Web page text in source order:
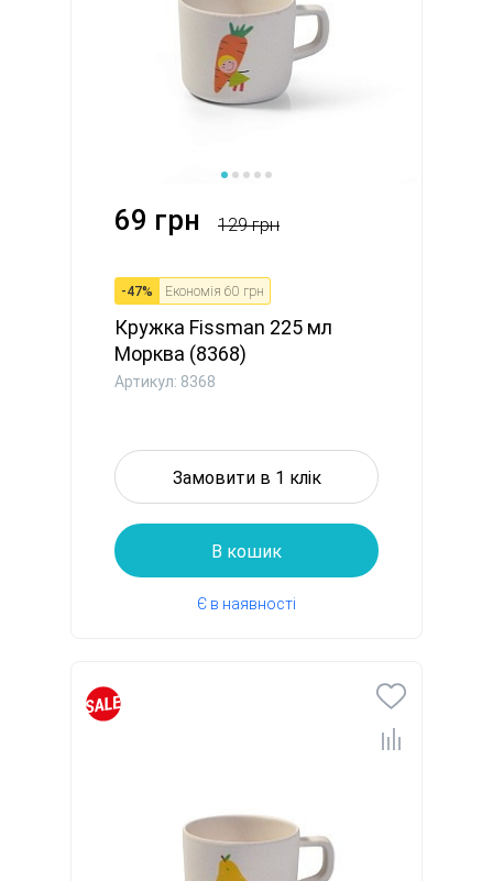
69 грн 129 грн
-47% Економія 60 грн
Кружка Fissman 225 мл
Морква (8368)
Артикул: 8368
Замовити в 1 клік
В кошик
Є в наявності